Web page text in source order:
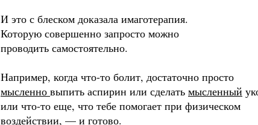
И это с блеском доказала имаготерапия.
Которую совершенно запросто можно
проводить самостоятельно.
Например, когда что-то болит, достаточно просто
мысленно выпить аспирин или сделать мысленный
или что-то еще, что тебе помогает при физическом
воздействии, — и готово.